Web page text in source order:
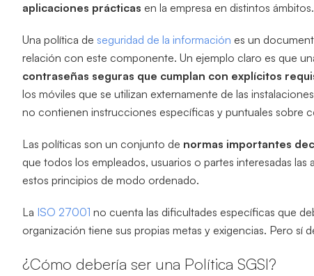
aplicaciones prácticas en la empresa en distintos ámbitos.
Una política de seguridad de la información es un
relación con este componente. Un ejemplo claro es que
contraseñas seguras que cumplan con explícitos
los móviles que se utilizan externamente de las
no contienen instrucciones específicas y puntuales sobre
Las políticas son un conjunto de normas importantes
que todos los empleados, usuarios o partes interesadas
estos principios de modo ordenado.
La ISO 27001 no cuenta las dificultades específicas que
organización tiene sus propias metas y exigencias. Pero
¿Cómo debería ser una Política SGSI?